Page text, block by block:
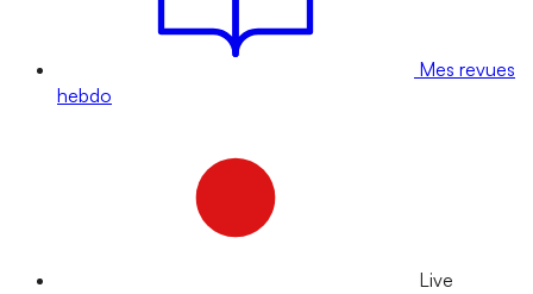
Mes revues
hebdo
Live